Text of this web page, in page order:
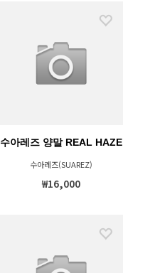
수아레즈 양말 REAL HAZE
수아레즈(SUAREZ)
₩16,000